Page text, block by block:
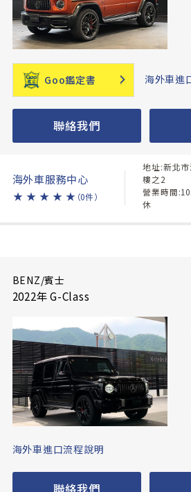
Goo鑑定書 海外車進
聯絡我們
海外車服務中心
★ ★ ★ ★ ★ （0件）
地址:新北
樓之2
營業時間
休
BENZ/賓士
2022年 G-Class
海外車進口流程說明
聯絡我們